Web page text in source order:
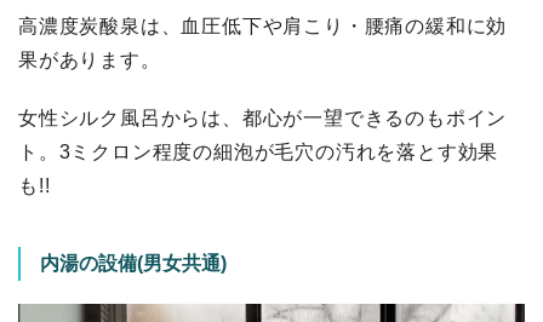
高濃度炭酸泉は、血圧低下や肩こり・腰痛の緩和に効
果があります。
女性シルク風呂からは、都心が一望できるのもポイン
ト。3ミクロン程度の細泡が毛穴の汚れを落とす効果
も!!
内湯の設備(男女共通)